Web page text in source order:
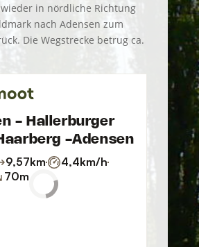
in nördliche Richtung
nach Adensen zum
Die Wegstrecke betrug ca.